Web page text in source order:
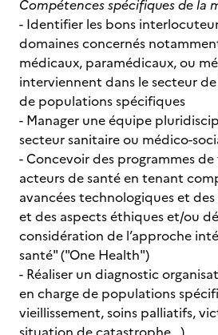
Compétences spécifiques de la
- Identifier les bons
domaines concernés
médicaux, paramédicaux, ou
interviennent dans le secteur
de populations spécifiques
- Manager une équipe
secteur sanitaire ou médico-
- Concevoir des programmes
acteurs de santé en tenant
avancées technologiques et
et des aspects éthiques et/ou
considération de l’approche
santé" ("One Health")
- Réaliser un diagnostic
en charge de populations
vieillissement, soins palliatifs,